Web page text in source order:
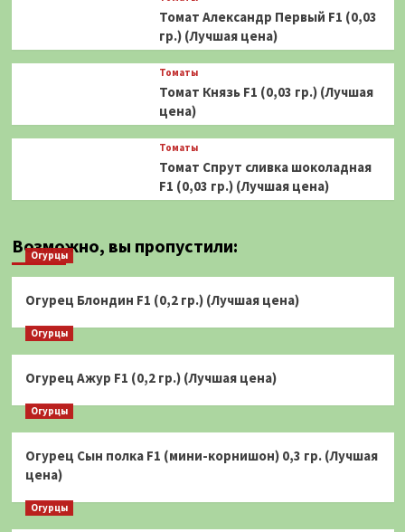
Томат Александр Первый F1 (0,03
гр.) (Лучшая цена)
Томаты
Томат Князь F1 (0,03 гр.) (Лучшая
цена)
Томаты
Томат Спрут сливка шоколадная
F1 (0,03 гр.) (Лучшая цена)
Возможно, вы пропустили:
Огурцы
Огурец Блондин F1 (0,2 гр.) (Лучшая цена)
Огурцы
Огурец Ажур F1 (0,2 гр.) (Лучшая цена)
Огурцы
Огурец Сын полка F1 (мини-корнишон) 0,3 гр. (Лучшая
цена)
Огурцы